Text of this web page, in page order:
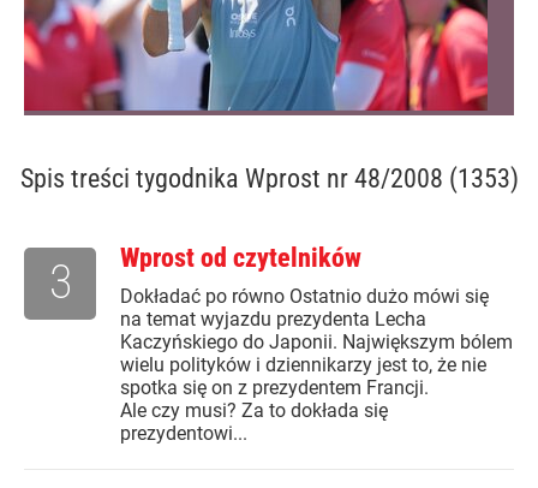
Spis treści tygodnika Wprost nr 48/2008 (1353)
Wprost od czytelników
Dokładać po równo Ostatnio dużo mówi się
na temat wyjazdu prezydenta Lecha
Kaczyńskiego do Japonii. Największym bólem
wielu polityków i dziennikarzy jest to, że nie
spotka się on z prezydentem Francji.
Ale czy musi? Za to dokłada się
prezydentowi...
3